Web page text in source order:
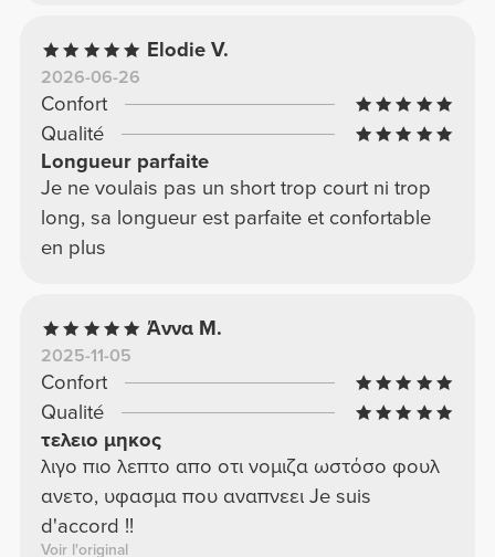
Elodie V.
2026-06-26
Confort
Qualité
Longueur parfaite
Je ne voulais pas un short trop court ni trop
long, sa longueur est parfaite et confortable
en plus
Άννα Μ.
2025-11-05
Confort
Qualité
τελειο μηκος
λιγο πιο λεπτο απο οτι νομιζα ωστόσο φουλ
ανετο, υφασμα που αναπνεει Je suis
d'accord !!
Voir l'original